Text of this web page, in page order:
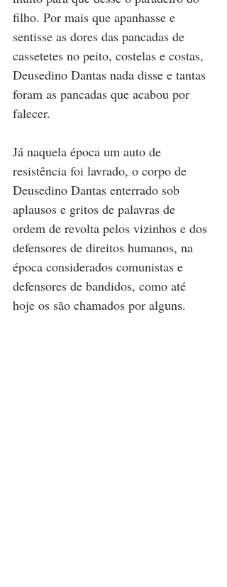
filho. Por mais que apanhasse e
sentisse as dores das pancadas de
cassetetes no peito, costelas e costas,
Deusedino Dantas nada disse e tantas
foram as pancadas que acabou por
falecer.
Já naquela época um auto de
resistência foi lavrado, o corpo de
Deusedino Dantas enterrado sob
aplausos e gritos de palavras de
ordem de revolta pelos vizinhos e dos
defensores de direitos humanos, na
época considerados comunistas e
defensores de bandidos, como até
hoje os são chamados por alguns.